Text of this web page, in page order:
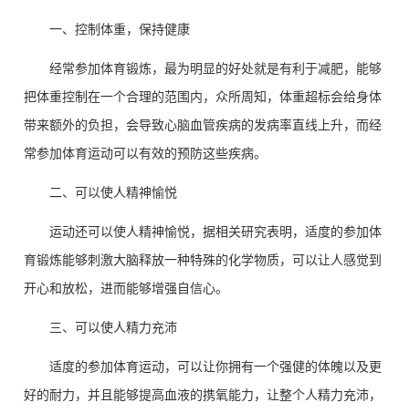
一、控制体重，保持健康
经常参加体育锻炼，最为明显的好处就是有利于减肥，能够
把体重控制在一个合理的范围内，众所周知，体重超标会给身体
带来额外的负担，会导致心脑血管疾病的发病率直线上升，而经
常参加体育运动可以有效的预防这些疾病。
二、可以使人精神愉悦
运动还可以使人精神愉悦，据相关研究表明，适度的参加体
育锻炼能够刺激大脑释放一种特殊的化学物质，可以让人感觉到
开心和放松，进而能够增强自信心。
三、可以使人精力充沛
适度的参加体育运动，可以让你拥有一个强健的体魄以及更
好的耐力，并且能够提高血液的携氧能力，让整个人精力充沛，